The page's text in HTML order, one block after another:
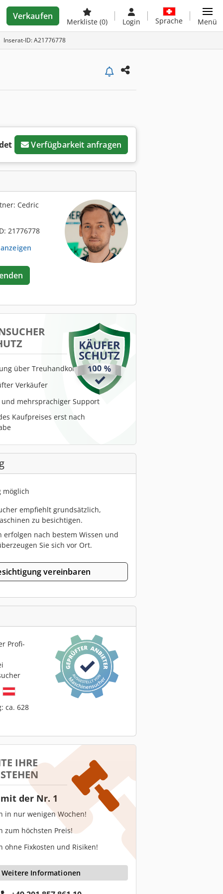
Verkaufen
Merkliste (0) Login Sprache Menü
Inserat-ID: A21776778
Verfügbarkeit anfragen
Cedric
21776778
über Treuhandkonto
Verkäufer
und mehrsprachiger Support
Kaufpreises erst nach
möglich
empfiehlt grundsätzlich,
zu besichtigen.
erfolgen nach bestem Wissen und
Sie sich vor Ort.
vereinbaren
Profi-
ca. 628
IHRE
der Nr. 1
in nur wenigen Wochen!
zum höchsten Preis!
ohne Fixkosten und Risiken!
Weitere Informationen